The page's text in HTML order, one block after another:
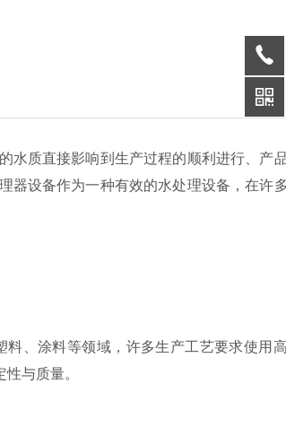
质直接影响到生产过程的顺利进行、产
器设备作为一种有效的水处理设备，在许
、涂料等领域，许多生产工艺要求使用
与质量。